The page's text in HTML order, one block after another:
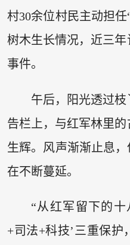
村30余位村民主动担
树木生长情况，近三
事件。
午后，阳光透过
告栏上，与红军林里
生辉。风声渐渐止息
在不断蔓延。
“从红军留下的
+司法+科技’三重保护